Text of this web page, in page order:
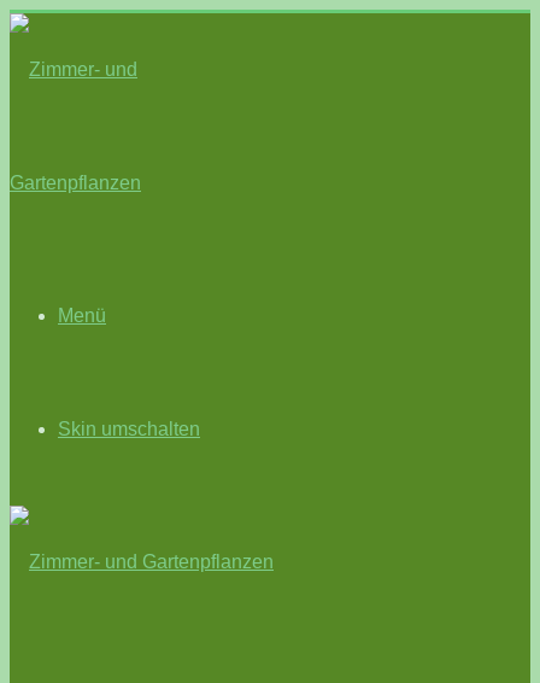
Menü
Skin umschalten